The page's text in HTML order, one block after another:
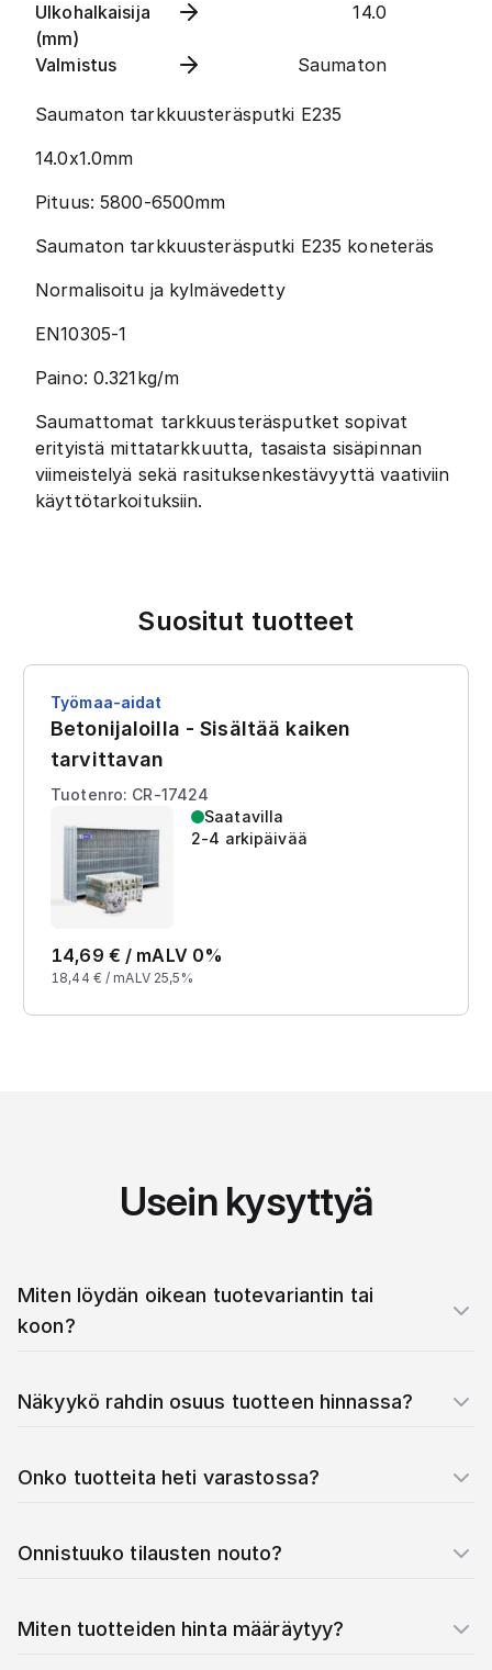
Ulkohalkaisija
(mm)
14.0
Valmistus Saumaton
Saumaton tarkkuusteräsputki E235
14.0x1.0mm
Pituus: 5800-6500mm
Saumaton tarkkuusteräsputki E235 koneteräs
Normalisoitu ja kylmävedetty
EN10305-1
Paino: 0.321kg/m
Saumattomat tarkkuusteräsputket sopivat
erityistä mittatarkkuutta, tasaista sisäpinnan
viimeistelyä sekä rasituksenkestävyyttä vaativiin
käyttötarkoituksiin.
Suositut tuotteet
Työmaa-aidat
Betonijaloilla - Sisältää kaiken
tarvittavan
Tuotenro: CR-17424
Saatavilla
2-4 arkipäivää
14,69 € / mALV 0%
18,44 € / mALV 25,5%
Usein kysyttyä
Miten löydän oikean tuotevariantin tai
koon?
Näkyykö rahdin osuus tuotteen hinnassa?
Onko tuotteita heti varastossa?
Onnistuuko tilausten nouto?
Miten tuotteiden hinta määräytyy?